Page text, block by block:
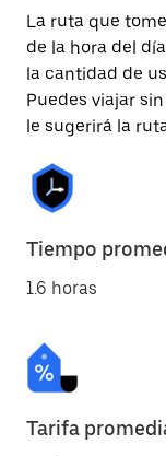
La ruta que
de la hora del
la cantidad de
Puedes viajar
le sugerirá la
Tiempo
1.6 horas
Tarifa